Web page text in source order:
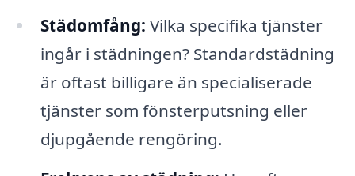
Städomfång: Vilka specifika tjänster
ingår i städningen? Standardstädning
är oftast billigare än specialiserade
tjänster som fönsterputsning eller
djupgående rengöring.